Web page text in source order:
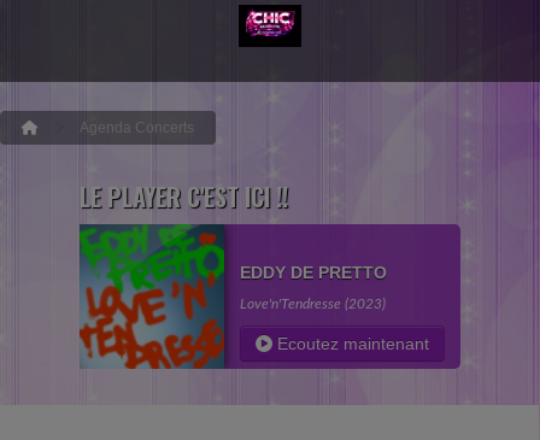
Agenda Concerts
LE PLAYER C'EST ICI !!
EDDY DE PRETTO
Love'n'Tendresse (2023)
Ecoutez maintenant